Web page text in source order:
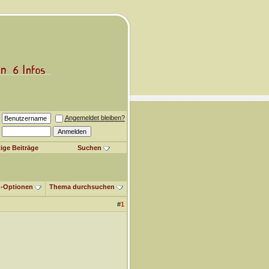
Angemeldet bleiben?
Beiträge Suchen
Optionen Thema durchsuchen
#1